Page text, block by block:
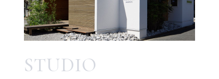
STUDIO